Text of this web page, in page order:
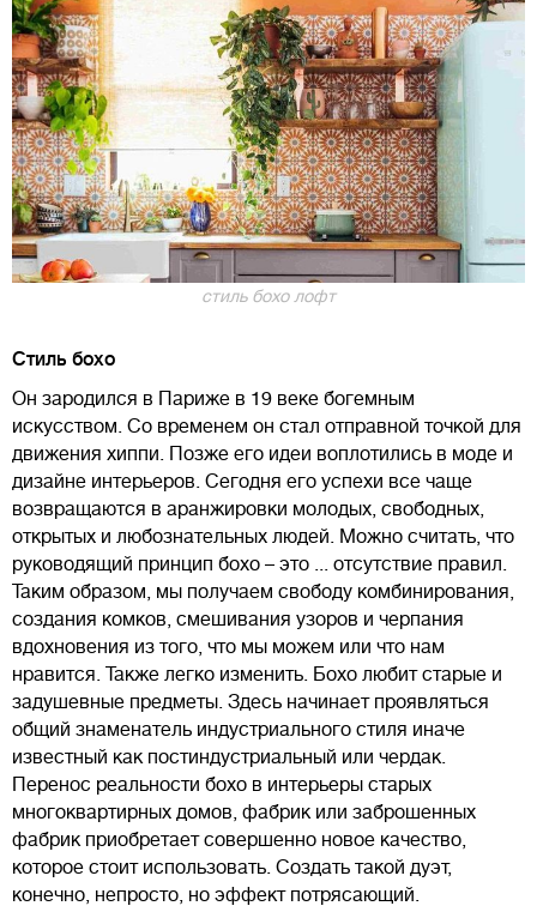
стиль бохо лофт
Стиль бохо
Он зародился в Париже в 19 веке богемным
искусством. Со временем он стал отправной точкой для
движения хиппи. Позже его идеи воплотились в моде и
дизайне интерьеров. Сегодня его успехи все чаще
возвращаются в аранжировки молодых, свободных,
открытых и любознательных людей. Можно считать, что
руководящий принцип бохо – это ... отсутствие правил.
Таким образом, мы получаем свободу комбинирования,
создания комков, смешивания узоров и черпания
вдохновения из того, что мы можем или что нам
нравится. Также легко изменить. Бохо любит старые и
задушевные предметы. Здесь начинает проявляться
общий знаменатель индустриального стиля иначе
известный как постиндустриальный или чердак.
Перенос реальности бохо в интерьеры старых
многоквартирных домов, фабрик или заброшенных
фабрик приобретает совершенно новое качество,
которое стоит использовать. Создать такой дуэт,
конечно, непросто, но эффект потрясающий.